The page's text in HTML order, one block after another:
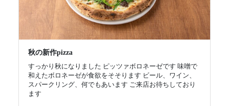
秋の新作pizza
すっかり秋になりました ピッツァボロネーゼです 味噌で
和えたボロネーゼが食欲をそそります ビール、ワイン、
スパークリング、何でもあいます ご来店お待ちしており
ます